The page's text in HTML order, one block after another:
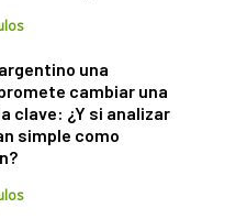
una
cambiar una
clave: ¿Y si analizar
simple como